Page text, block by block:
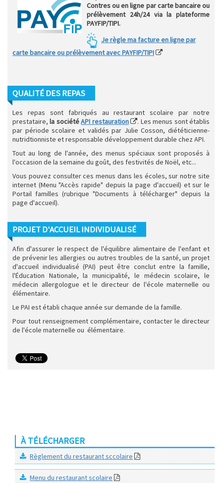
Contres ou en ligne par carte bancaire ou
prélèvement 24h/24 via la plateforme
PAYFIP/TIPI.
Je règle ma facture en ligne par
carte bancaire ou prélèvement avec PAYFIP/TIPI
QUALITÉ DES REPAS
Les repas sont fabriqués au restaurant scolaire par notre
prestataire,la sociétéAPI restauration
. Les menus sont établis
par période scolaire et validés par Julie Cosson, diététicienne-
nutridtionniste et responsable développement durable chez API.
Tout au long de l'année, des menus spéciaux sont proposés à
l'occasion de la semaine du goût, des festivités de Noël, etc...
Vous pouvez consulter ces menus dans les écoles, sur notre site
internet (Menu "Accès rapide" depuis la page d'accueil) et sur le
Portail familles (rubrique "Documents à télécharger" depuis la
page d'accueil).
PROJET D'ACCUEIL INDIVIDUALISÉ
Afin d'assurer le respect de l'équilibre alimentaire de l'enfant et
de prévenir les allergies ou autres troubles de la santé, un projet
d'accueil individualisé (PAI) peut être conclut entre la famille,
l'Éducation Nationale, la municipalité, le médecin scolaire, le
médecin allergologue et le directeur de l'école maternelle ou
élémentaire.
Le PAI est établi chaque année sur demande de la famille.
Pour tout renseignement complémentaire, contacter le directeur
de l'école maternelle ou élémentaire.
À TÉLÉCHARGER
Règlement du restaurant sccolaire
Menu du restaurant scolaire